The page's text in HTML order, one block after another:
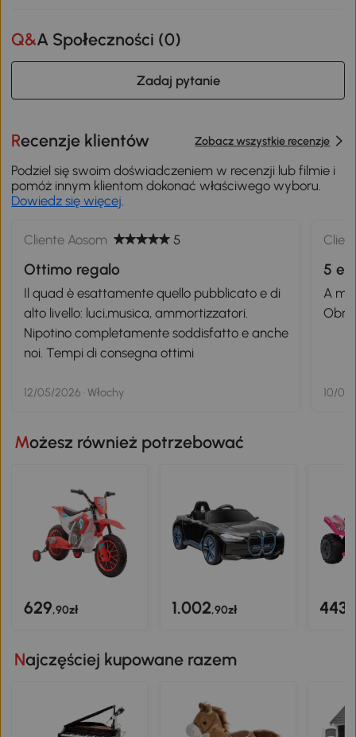
Q&A Społeczności (0)
Zadaj pytanie
Recenzje klientów Zobacz wszystkie recenzje
Podziel się swoim doświadczeniem w recenzji lub filmie i
pomóż innym klientom dokonać właściwego wyboru.
Dowiedz się więcej
Cliente Aosom 5
Ottimo regalo
Il quad è esattamente quello pubblicato e di
alto livello: luci,musica, ammortizzatori.
Nipotino completamente soddisfatto e anche
noi. Tempi di consegna ottimi
12/05/2026 · Włochy
5
A
10/
Możesz również potrzebować
629,90zł 1.002,90zł 443
Najczęściej kupowane razem